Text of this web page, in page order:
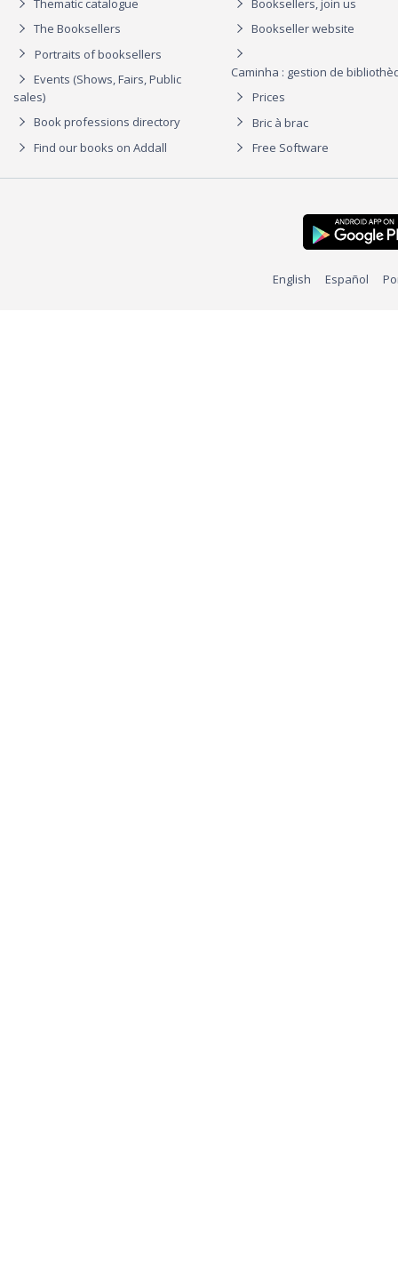
Thematic catalogue
The Booksellers
Portraits of booksellers
Events (Shows, Fairs, Public
sales)
Book professions directory
Find our books on Addall
Booksellers, join us
Bookseller website
Caminha : gestion de
Prices
Bric à brac
Free Software
English Español